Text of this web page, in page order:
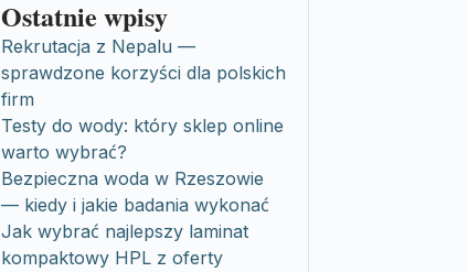
Ostatnie wpisy
Rekrutacja z Nepalu —
sprawdzone korzyści dla polskich
firm
Testy do wody: który sklep online
warto wybrać?
Bezpieczna woda w Rzeszowie
— kiedy i jakie badania wykonać
Jak wybrać najlepszy laminat
kompaktowy HPL z oferty